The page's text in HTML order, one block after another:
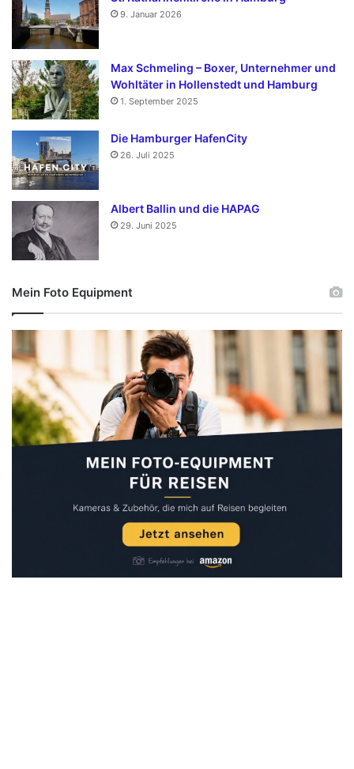
9. Januar 2026
Max Schmeling – Boxer, Unternehmer und
Wohltäter in Hollenstedt und Hamburg
1. September 2025
Die Hamburger HafenCity
26. Juli 2025
Albert Ballin und die HAPAG
29. Juni 2025
Mein Foto Equipment